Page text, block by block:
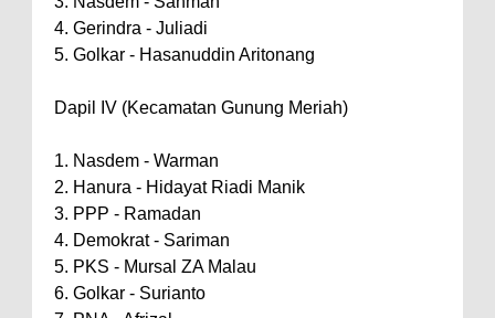
4. Gerindra - Juliadi
5. Golkar - Hasanuddin Aritonang
Dapil IV (Kecamatan Gunung Meriah)
1. Nasdem - Warman
2. Hanura - Hidayat Riadi Manik
3. PPP - Ramadan
4. Demokrat - Sariman
5. PKS - Mursal ZA Malau
6. Golkar - Surianto